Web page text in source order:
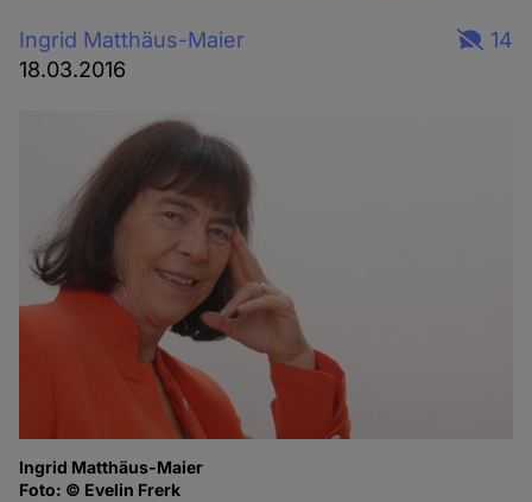
Ingrid Matthäus-Maier
18.03.2016
14
Ingrid Matthäus-Maier
Foto: © Evelin Frerk